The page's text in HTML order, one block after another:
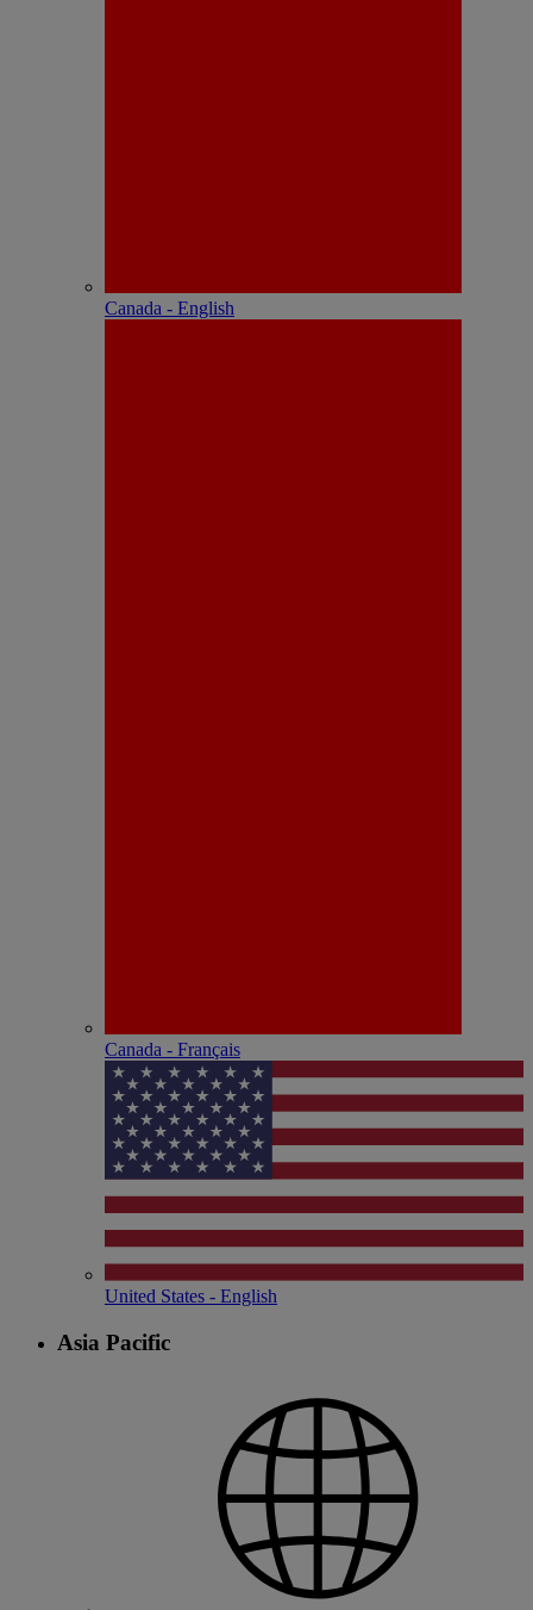
Canada - English
Canada - Français
United States - English
Asia Pacific